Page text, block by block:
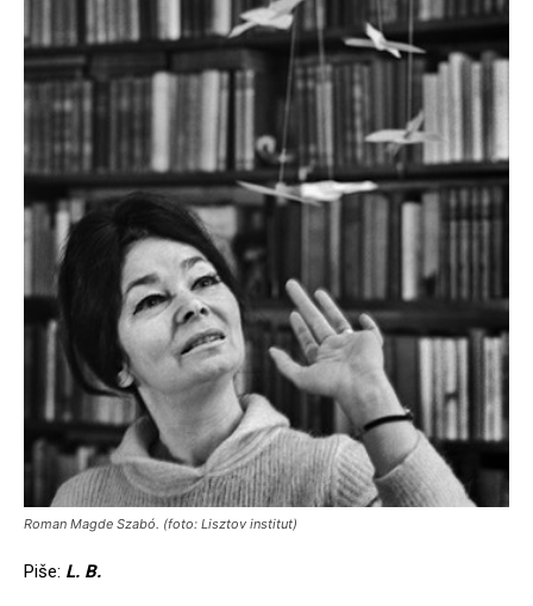
Roman Magde Szabó. (foto: Lisztov institut)
Piše: L. B.